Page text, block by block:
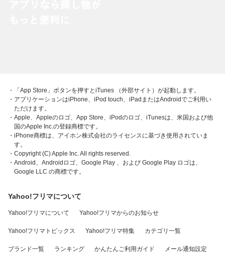
・「App Store」ボタンを押すとiTunes （外部サイト）が起動します。
・アプリケーションはiPhone、iPod touch、iPadまたはAndroidでご利用い
ただけます。
・Apple、Appleのロゴ、App Store、iPodのロゴ、iTunesは、米国および他
国のApple Inc.の登録商標です。
・iPhone商標は、アイホン株式会社のライセンスに基づき使用されていま
す。
・Copyright (C) Apple Inc. All rights reserved.
・Android、Androidロゴ、Google Play 、および Google Play ロゴは、
Google LLC の商標です。
Yahoo!フリマについて
Yahoo!フリマについて Yahoo!フリマからのお知らせ
Yahoo!フリマトピックス Yahoo!フリマ特集 カテゴリ一覧
ブランド一覧 ランキング かんたんご利用ガイド メール通知設定